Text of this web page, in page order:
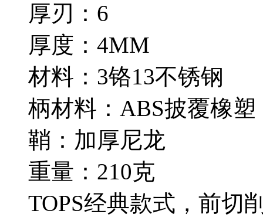
厚刃：6
厚度：4MM
材料：3铬13不锈钢
柄材料：ABS披覆橡
鞘：加厚尼龙
重量：210克
TOPS经典款式，前切